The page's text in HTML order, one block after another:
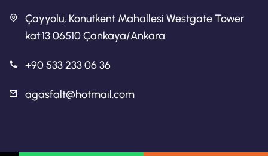
Çayyolu, Konutkent Mahallesi Westgate Tower
kat:13 06510 Çankaya/Ankara
+90 533 233 06 36
agasfalt@hotmail.com